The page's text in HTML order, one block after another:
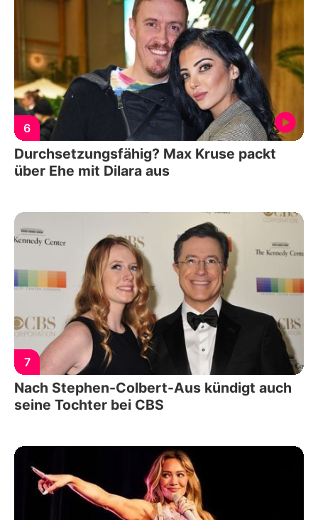
6
Durchsetzungsfähig? Max Kruse packt
über Ehe mit Dilara aus
7
Nach Stephen-Colbert-Aus kündigt auch
seine Tochter bei CBS